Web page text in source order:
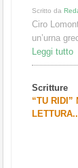
Scritto da
Ciro
un’urna
Leggi tutto
Scritture
“TU RIDI”